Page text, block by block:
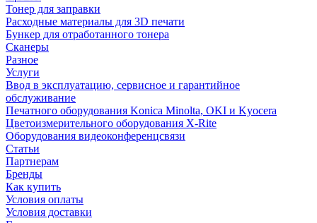
Тонер для заправки
Расходные материалы для 3D печати
Бункер для отработанного тонера
Сканеры
Разное
Услуги
Ввод в эксплуатацию, сервисное и гарантийное
обслуживание
Печатного оборудования Konica Minolta, OKI и Kyocera
Цветоизмерительного оборудования X-Rite
Оборудования видеоконференцсвязи
Статьи
Партнерам
Бренды
Как купить
Условия оплаты
Условия доставки